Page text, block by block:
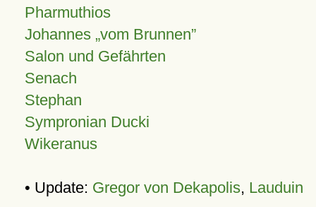
Pharmuthios
Johannes vom Brunnen
Salon und Gefährten
Senach
Stephan
Sympronian Ducki
Wikeranus
• Update: Gregor von Dekapolis, Lauduin